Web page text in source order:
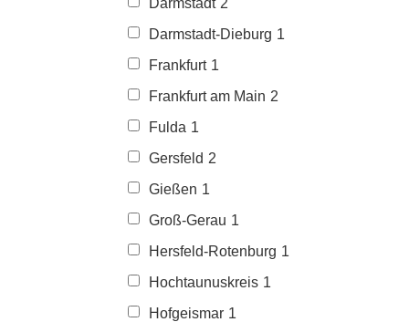
Darmstadt 2
Darmstadt-Dieburg 1
Frankfurt 1
Frankfurt am Main 2
Fulda 1
Gersfeld 2
Gießen 1
Groß-Gerau 1
Hersfeld-Rotenburg 1
Hochtaunuskreis 1
Hofgeismar 1